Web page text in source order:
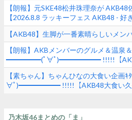
【朗報】元SKE48松井珠理奈が AKB48
【2026.8.8 ラッキーフェス AKB48 - 好
メラ】
【AKB48】生脚が一番素晴らしいメン
【朗報】AKBメンバーのグルメ＆温泉
━━━━━(ﾟ∀ﾟ)━━━━━━ !!!!!【AKB48
【素ちゃん】ちゃんひなの大食い企
∀ﾟ)━━━━━━ !!!!!【AKB48大食い久保
乃木坂46まとめの「ま」